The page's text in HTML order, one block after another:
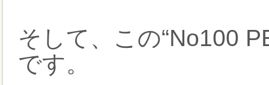
そして、この“No100
です。